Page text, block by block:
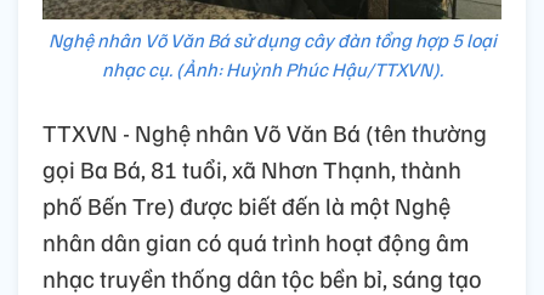
Nghệ nhân Võ Văn Bá sử dụng cây đàn tổng hợp 5 loại
nhạc cụ. (Ảnh: Huỳnh Phúc Hậu/TTXVN).
TTXVN - Nghệ nhân Võ Văn Bá (tên thường
gọi Ba Bá, 81 tuổi, xã Nhơn Thạnh, thành
phố Bến Tre) được biết đến là một Nghệ
nhân dân gian có quá trình hoạt động âm
nhạc truyền thống dân tộc bền bỉ, sáng tạo